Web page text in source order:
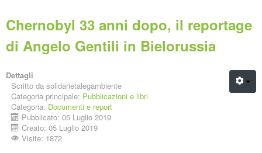
Chernobyl 33 anni dopo, il reportage
di Angelo Gentili in Bielorussia
Dettagli
Scritto da solidarietalegambiente
Categoria principale: Pubblicazioni e libri
Categoria: Documenti e report
Pubblicato: 05 Luglio 2019
Creato: 05 Luglio 2019
Visite: 1872